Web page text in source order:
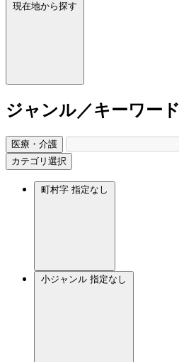
現在地から探す
ジャンル／キーワード
医療・介護
カテゴリ選択
町村字 指定なし
小ジャンル 指定なし